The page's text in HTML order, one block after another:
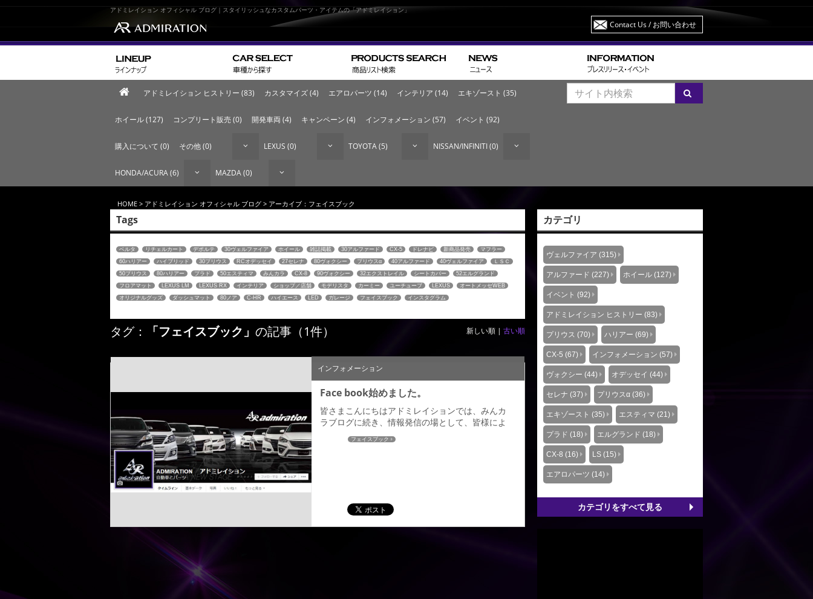
アドミレイション オフィシャル ブログ｜スタイリッシュなカスタムパーツ・アイテムの「アドミレイション」
Contact Us/ お問い合わせ
アドミレイション ヒストリー (83) カスタマイズ (4) エアロパーツ (14) インテリア (14) エキゾースト (35)
ホイール (127) コンプリート販売 (0) 開発車両 (4) キャンペーン (4) インフォメーション (57) イベント (92)
購入について (0) その他 (0) LEXUS (0) TOYOTA (5) NISSAN/INFINITI (0)
HONDA/ACURA (6) MAZDA (0)
HOME > アドミレイション オフィシャル ブログ > アーカイブ：フェイスブック
Tags
ベルタ リチェルカート デポルテ 30ヴェルファイア ホイール 雑誌掲載 30アルファード CX-5 ドレナビ 新商品発売
マフラー
60ハリアー
ハイブリッド 30プリウス RCオデッセイ 27セレナ 80ヴォクシー プリウスα 40アルファード 40ヴェルファイア
ＬＳＣ
50プリウス
80ハリアー プラド 50エスティマ みんカラ CX-8 90ヴォクシー 32エクストレイル シートカバー
52エルグランド
フロアマット
LEXUS LM LEXUS RX インテリア ショップ／店舗 モデリスタ カーミー ユーチューブ LEXUS
オートメッセWEB
オリジナルグッズ
ダッシュマット 80ノア C-HR ハイエース LED ガレージ フェイスブック インスタグラム
タグ： 「フェイスブック」 の記事（1件） 新しい順 | 古い順
インフォメーション
Face book始めました。
皆さまこんにちはアドミレイションでは、みんカ
ラブログに続き、情報発信の場として、皆様によ
り一層、アドミレイションを身近に感じていただ
くため、facebookページを始めました。是非、フ
覧頂けます。 （登録が無...
フェイスブック
カテゴリ
ヴェルファイア (315)
アルファード (227) ホイール (127)
イベント (92)
アドミレイション ヒストリー (83)
プリウス (70) ハリアー (69)
CX-5 (67) インフォメーション (57)
ヴォクシー (44) オデッセイ (44)
セレナ (37) プリウスα (36)
エキゾースト (35) エスティマ (21)
プラド (18) エルグランド (18)
CX-8 (16) LS (15)
エアロパーツ (14)
カテゴリをすべて見る